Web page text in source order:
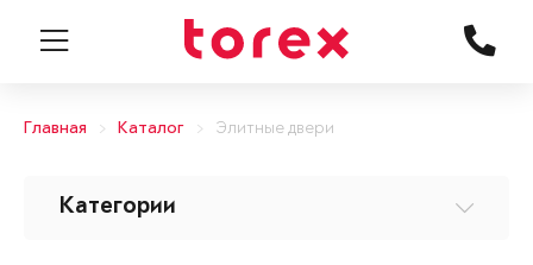
Главная Каталог Элитные двери
Категории